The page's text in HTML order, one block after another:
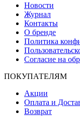
Новости
Журнал
Контакты
О бренде
Политика
Согласие на
ПОКУПАТЕЛЯМ
Акции
Оплата и
Возврат